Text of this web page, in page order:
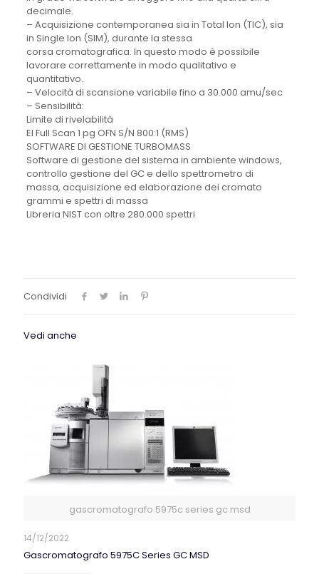
decimale.
– Acquisizione contemporanea sia in Total Ion (TIC), sia
in Single Ion (SIM), durante la stessa
corsa cromatografica. In questo modo è possibile
lavorare correttamente in modo qualitativo e
quantitativo.
– Velocità di scansione variabile fino a 30.000 amu/sec
– Sensibilità:
Limite di rivelabilità
EI Full Scan 1 pg OFN S/N 800:1 (RMS)
SOFTWARE DI GESTIONE TURBOMASS
Software di gestione del sistema in ambiente windows,
controllo gestione del GC e dello spettrometro di
massa, acquisizione ed elaborazione dei cromato
grammi e spettri di massa
Libreria NIST con oltre 280.000 spettri
Condividi
Vedi anche
gascromatografo 5975c series gc msd
14/12/2022
Gascromatografo 5975C Series GC MSD